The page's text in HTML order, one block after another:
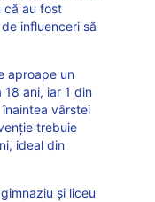
că au fost
influenceri să
aproape un
ani, iar 1 din
vârstei
trebuie
ideal din
și liceu